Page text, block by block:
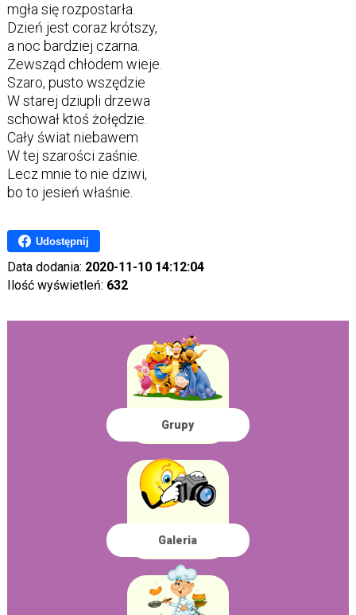
mgła się rozpostarła.
Dzień jest coraz krótszy,
a noc bardziej czarna.
Zewsząd chłodem wieje.
Szaro, pusto wszędzie
W starej dziupli drzewa
schował ktoś żołędzie.
Cały świat niebawem
W tej szarości zaśnie.
Lecz mnie to nie dziwi,
bo to jesień właśnie.
Udostępnij
Data dodania: 2020-11-10 14:12:04
Ilość wyświetleń: 632
Grupy
Galeria